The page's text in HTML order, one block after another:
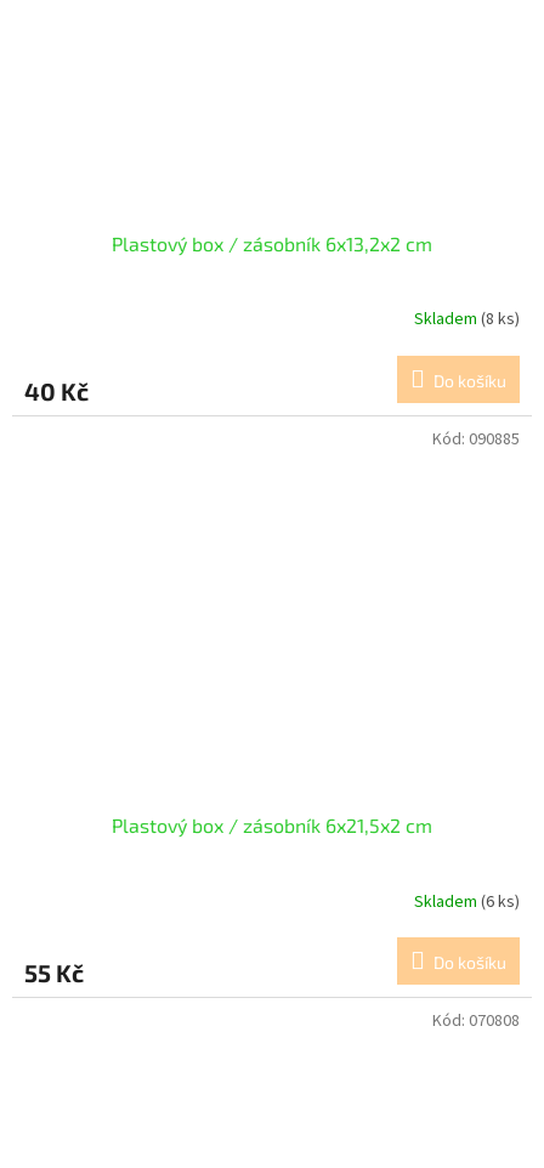
Plastový box / zásobník 6x13,2x2 cm
Skladem (8 ks)
40 Kč Do košíku
Plastový box / zásobník 6x21,5x2 cm
Skladem (6 ks)
55 Kč Do košíku
Kód: 090885
Kód: 070808